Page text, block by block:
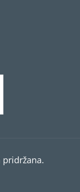
pridržana.